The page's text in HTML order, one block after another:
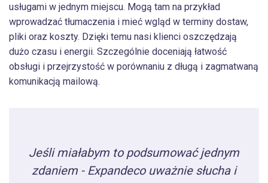
usługami w jednym miejscu. Mogą tam na przykład
wprowadzać tłumaczenia i mieć wgląd w terminy dostaw,
pliki oraz koszty. Dzięki temu nasi klienci oszczędzają
dużo czasu i energii. Szczególnie doceniają łatwość
obsługi i przejrzystość w porównaniu z długą i zagmatwaną
komunikacją mailową.
Jeśli miałabym to podsumować jednym
zdaniem - Expandeco uważnie słucha i